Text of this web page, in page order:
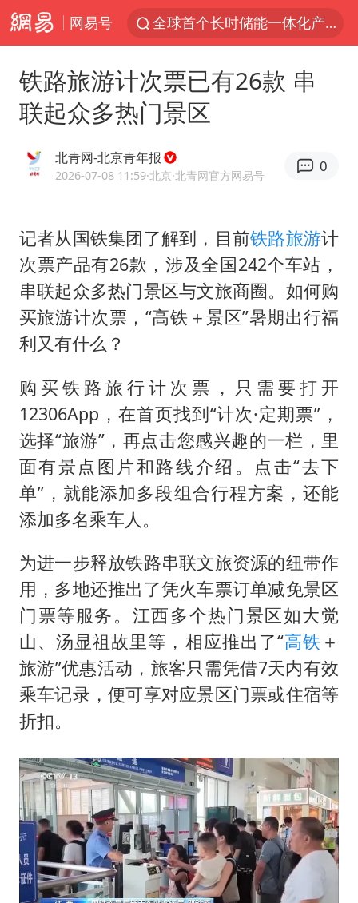
网易号
全球首个长时储能一体化产业园量产
秋天的第一杯奶茶怎么选
中国女篮70-67险胜尼日利亚女篮
38岁演员求职万岁山NPC成功
胜宏科技：股票交易异常波动
国乒男单横滨冠军赛全军覆没
胡彦斌获《歌手2026》歌王
美股存储板块集体大跌
东航：国内客票提前14天免费退改
名创优品回应女子吐槽内裤质量差
日本试射“战斧”导弹，国防部回应
铁路旅游计次票已有26款 串
联起众多热门景区
北青网-北京青年报
2026-07-08 11:59·北京·北青网官方网易号
0
记者从国铁集团了解到，目前铁路旅游计
次票产品有26款，涉及全国242个车站，
串联起众多热门景区与文旅商圈。如何购
买旅游计次票，“高铁＋景区”暑期出行福
利又有什么？
购买铁路旅行计次票，只需要打开
12306App，在首页找到“计次·定期票”，
选择“旅游”，再点击您感兴趣的一栏，里
面有景点图片和路线介绍。点击“去下
单”，就能添加多段组合行程方案，还能
添加多名乘车人。
为进一步释放铁路串联文旅资源的纽带作
用，多地还推出了凭火车票订单减免景区
门票等服务。江西多个热门景区如大觉
山、汤显祖故里等，相应推出了“高铁 ＋
旅游”优惠活动，旅客只需凭借7天内有效
乘车记录，便可享对应景区门票或住宿等
折扣。